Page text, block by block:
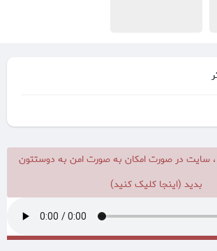
سایت در صورت امکان به صورت امن به دوستتون
بدید (اینجا کلیک کنید)